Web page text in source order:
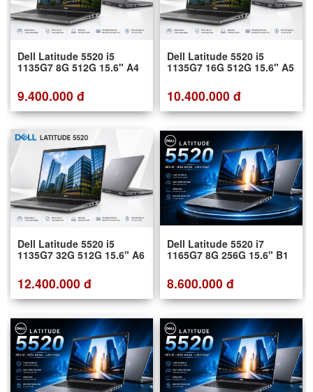
Dell Latitude 5520 i5
1135G7 8G 512G 15.6" A4
9.400.000 đ
Dell Latitude 5520 i5
1135G7 16G 512G 15.6" A5
10.400.000 đ
Dell Latitude 5520 i5
1135G7 32G 512G 15.6" A6
12.400.000 đ
Dell Latitude 5520 i7
1165G7 8G 256G 15.6" B1
8.600.000 đ